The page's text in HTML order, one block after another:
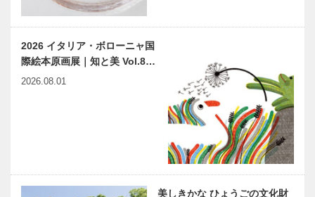
2026 イタリア・ボローニャ国
際絵本原画展｜知と美 Vol.8…
2026.08.01
美しきかな ひょうごの文化財